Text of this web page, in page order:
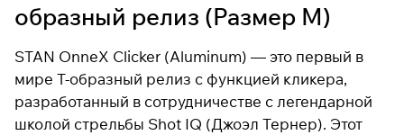
образный релиз (Размер М)
STAN OnneX Clicker (Aluminum) — это первый в
мире Т-образный релиз с функцией кликера,
разработанный в сотрудничестве с легендарной
школой стрельбы Shot IQ (Джоэл Тернер). Этот
* При оплате через
ПЛАЙТ
скидки по купонам не
применяются.